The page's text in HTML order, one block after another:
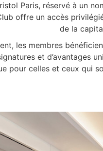
Paris, réservé à un
offre un accès
de la
les membres
et d’avantages
pour celles et ceux qui